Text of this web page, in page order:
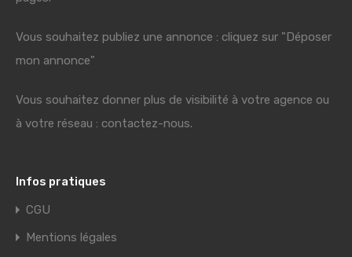
Vous souhaitez publiez une annonce : cliquez sur "Déposer
mon annonce"
Vous souhaitez donner plus de visibilité à votre agence ou
à votre réseau : contactez-nous.
Infos pratiques
CGU
Mentions légales